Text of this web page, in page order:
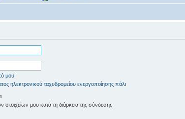
μου
ηλεκτρονικού ταχυδρομείου ενεργοποίησης πάλι
μου κατά τη διάρκεια της σύνδεσης